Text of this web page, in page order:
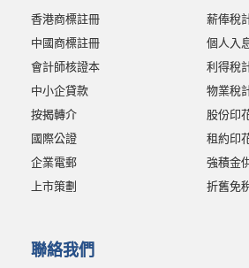
香港商標註冊
中國商標註冊
會計師核證本
中小企貸款
按揭轉介
國際公證
企業電郵
上市策劃
薪俸稅
個人入
利得稅
物業稅
股份印
租約印
強積金
折舊免
聯絡我們